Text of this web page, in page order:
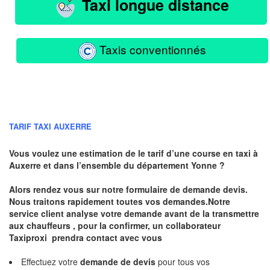
Taxi longue distance
Taxis conventionnés
TARIF TAXI AUXERRE
Vous voulez une estimation de le tarif d’une course en taxi à
Auxerre et dans l’ensemble du département Yonne ?
Alors rendez vous sur notre formulaire de demande devis.
Nous traitons rapidement toutes vos demandes.Notre
service client analyse votre demande avant de la transmettre
aux chauffeurs , pour la confirmer, un collaborateur
Taxiproxi prendra contact avec vous
Effectuez votre demande de devis pour tous vos